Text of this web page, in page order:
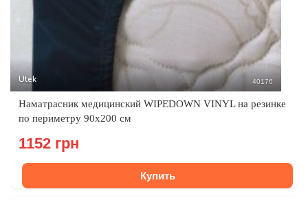
Utek 40176
Наматрасник медицинский WIPEDOWN VINYL на резинке
по периметру 90х200 см
1152 грн
Купить